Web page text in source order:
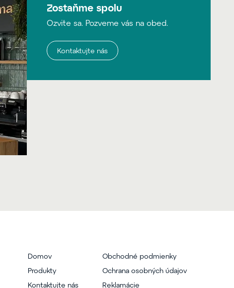
Zostaňme spolu
Ozvite sa. Pozveme vás na obed.
Kontaktujte nás
Domov
Produkty
Kontaktujte nás
Obchodné podmienky
Ochrana osobných údajov
Reklamácie